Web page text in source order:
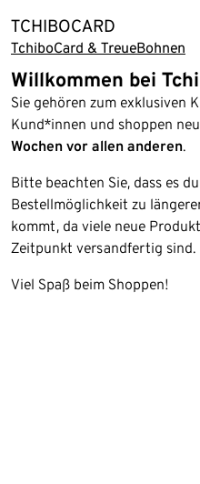
TCHIBOCARD
TchiboCard & TreueBohnen
Willkommen bei
Sie gehören zum exklusiven
Kund*innen und shoppen
Wochen vor allen anderen.
Bitte beachten Sie, dass es
Bestellmöglichkeit zu
kommt, da viele neue
Zeitpunkt versandfertig sind.
Viel Spaß beim Shoppen!